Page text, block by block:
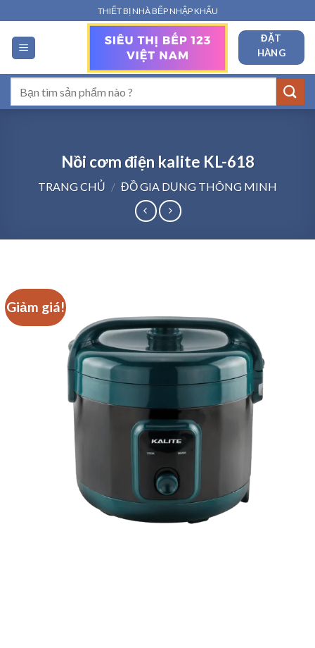
qua
nội
dung
THIẾT BỊ NHÀ BẾP NHẬP KHẨU
ĐẶT
HÀNG
kiếm:
Nồi cơm điện kalite KL-618
TRANG CHỦ / ĐỒ GIA DỤNG THÔNG MINH
Giảm giá!